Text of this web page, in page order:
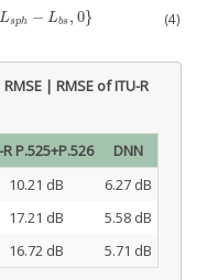
Lsph − Lbs , 0}
−Lbs 0 (4)
RMSE | RMSE of ITU-R
R P.525+P.526
DNN
10.21 dB
6.27 dB
17.21 dB
5.58 dB
16.72 dB 5.71 dB